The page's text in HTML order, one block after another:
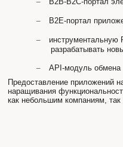
– B2E-портал
–
разрабатывать
–
API-модуль
Предоставление приложений
наращивания
как небольшим компаниям, так